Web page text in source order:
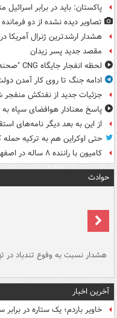
پاکستان: باید در برابر
تصاویر دیده‌ نشده از دو
هشدار ارشدترین ژنرال آمریکا
مقصد جدید پسر زیدان
لحظه انفجار جایگاه CNG "صحنه" در دوربین مداربسته
ادامه جنگ تا روی کار آمدن
جزئیات جدید از نفتکش منفجر
پاسخ معنادار هوافضای سپاه به
از این به بعد دیگر نامه‌های
حتی اوکراین هم به ترکیه حمله
کامیون با راننده ۸ ساله در اصفهان توقیف شد
حوادث
هشدار نسبت به وفوع تندباد در
آخرین اخبار
خاویر باردم؛ یک ستاره در